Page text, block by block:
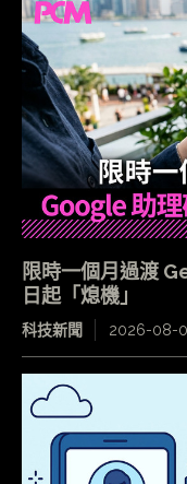
限時一個月過渡
日起「熄機」
科技新聞 2026-08-